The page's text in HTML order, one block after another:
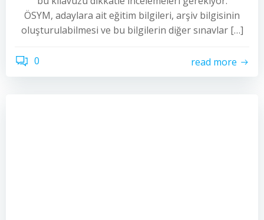
ÖSYM, adaylara ait eğitim bilgileri, arşiv bilgisinin
oluşturulabilmesi ve bu bilgilerin diğer sınavlar […]
0 read more